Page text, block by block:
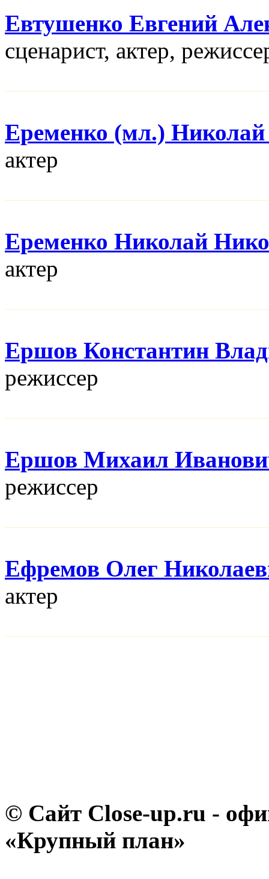
Евтушенко Евгений
сценарист, актер,
Еременко (мл.)
актер
Еременко Николай
актер
Ершов Константин
режисcер
Ершов Михаил
режисcер
Ефремов Олег
актер
© Сайт Close-up.ru -
«Крупный план»